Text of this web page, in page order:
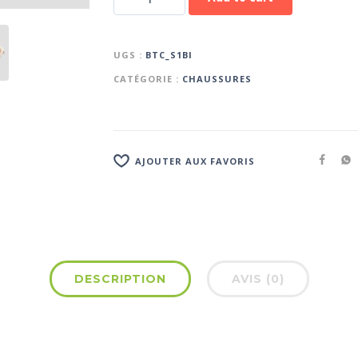
UGS : BTC_S1BI
CATÉGORIE : CHAUSSURES
AJOUTER AUX FAVORIS
DESCRIPTION AVIS (0)